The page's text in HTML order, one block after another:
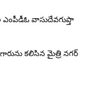
ఎంపీడీఓ వాసుదేవగుప్తా
కలిసిన మైత్రి నగర్